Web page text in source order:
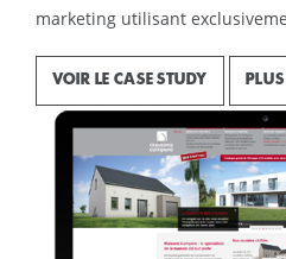
marketing utilisant
VOIR LE CASE STUDY